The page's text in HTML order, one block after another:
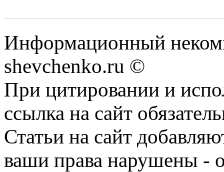
Информационный
shevchenko.ru ©
При цитировании и
ссылка на сайт
Статьи на сайт
ваши права нарушены -